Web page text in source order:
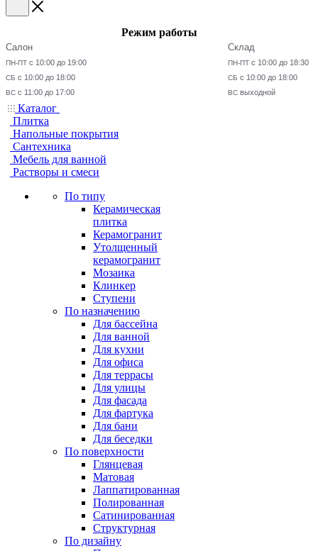
Режим работы
Салон
ПН-ПТ с 10:00 до 19:00
СБ с 10:00 до 18:00
ВС с 11:00 до 17:00
Склад
ПН-ПТ с 10:00 до 18:30
СБ с 10:00 до 18:00
ВС выходной
Каталог
Плитка
Напольные покрытия
Сантехника
Мебель для ванной
Растворы и смеси
По типу
Керамическая
плитка
Керамогранит
Утолщенный
керамогранит
Мозаика
Клинкер
Ступени
По назначению
Для бассейна
Для ванной
Для кухни
Для офиса
Для террасы
Для улицы
Для фасада
Для фартука
Для бани
Для беседки
По поверхности
Глянцевая
Матовая
Лаппатированная
Полированная
Сатинированная
Структурная
По дизайну